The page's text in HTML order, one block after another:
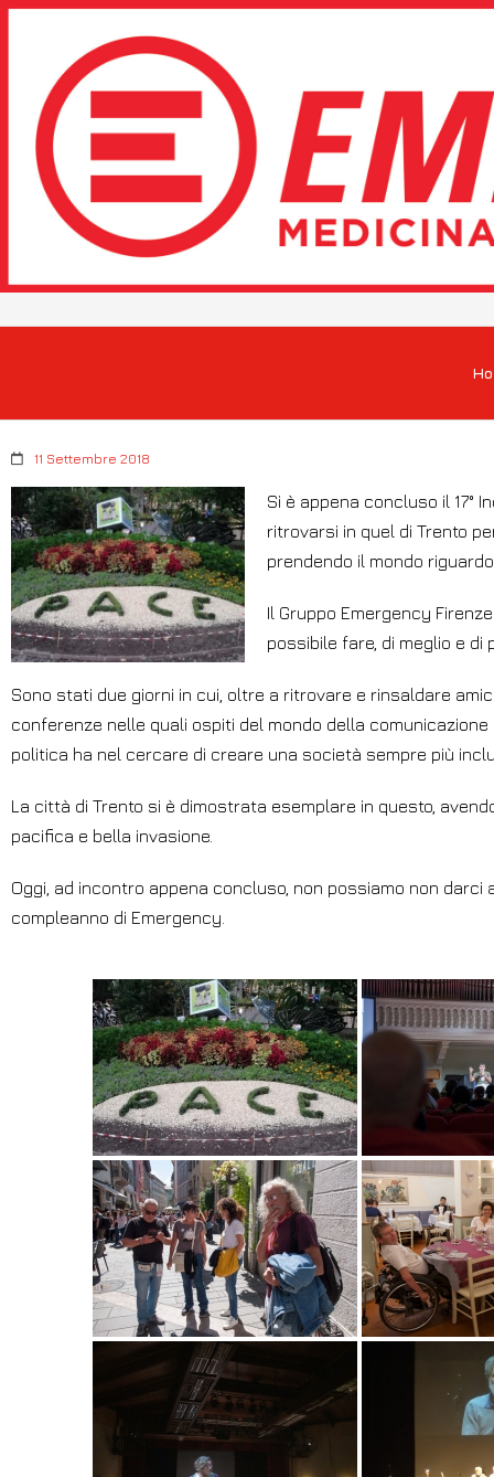
11 Settembre 2018
Si è appena concluso il 17°
ritrovarsi in quel di Trento
prendendo il mondo
Il Gruppo Emergency
possibile fare, di meglio e
Sono stati due giorni in cui, oltre a ritrovare e rinsaldare
conferenze nelle quali ospiti del mondo della
politica ha nel cercare di creare una società sempre più
La città di Trento si è dimostrata esemplare in questo,
pacifica e bella invasione.
Oggi, ad incontro appena concluso, non possiamo non
compleanno di Emergency.